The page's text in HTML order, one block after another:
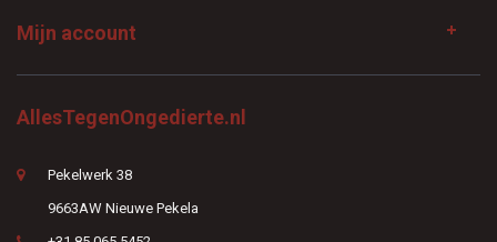
Mijn account
AllesTegenOngedierte.nl
Pekelwerk 38
9663AW Nieuwe Pekela